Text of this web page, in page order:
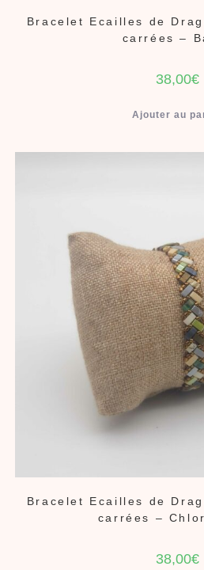
Bracelet Ecailles de
carrées –
38,00€
Ajouter au
Bracelet Ecailles de
carrées –
38,00€